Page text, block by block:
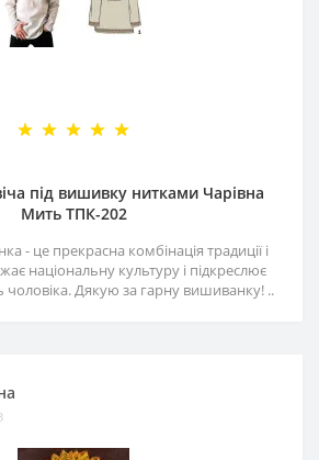
під вишивку нитками Чарівна
Мить ТПК-202
- це прекрасна комбінація традиції і
національну культуру і підкреслює
чоловіка. Дякую за гарну вишиванку! ..